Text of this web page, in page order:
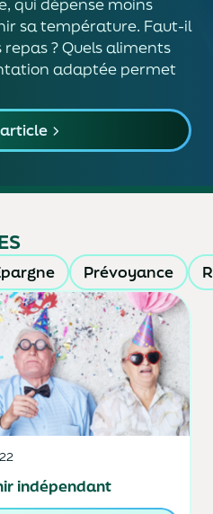
sa température. Faut-il
? Quels aliments
adaptée permet
Prévoyance
indépendant